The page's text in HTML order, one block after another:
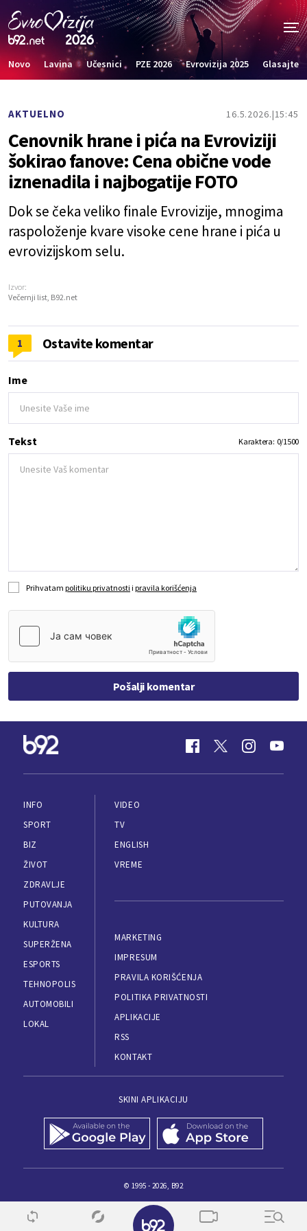
Novo Lavina Učesnici PZE 2026 Evrovizija 2025 Glasajte
AKTUELNO 16.5.2026. 15:45
Cenovnik hrane i pića na Evroviziji
šokirao fanove: Cena obične vode
iznenadila i najbogatije FOTO
Dok se čeka veliko finale Evrovizije, mnogima
raspoloženje kvare visoke cene hrane i pića u
evrovizijskom selu.
Izvor:
Večernji list, B92.net
1 Ostavite komentar
Ime
Tekst Karaktera: 0/1500
Prihvatam politiku privatnosti i pravila korišćenja
Pošalji komentar
INFO
SPORT
BIZ
ŽIVOT
ZDRAVLJE
PUTOVANJA
KULTURA
SUPERŽENA
ESPORTS
TEHNOPOLIS
AUTOMOBILI
LOKAL
VIDEO
TV
ENGLISH
VREME
MARKETING
IMPRESUM
PRAVILA KORIŠĆENJA
POLITIKA PRIVATNOSTI
APLIKACIJE
RSS
KONTAKT
SKINI APLIKACIJU
© 1995 - 2026, B92